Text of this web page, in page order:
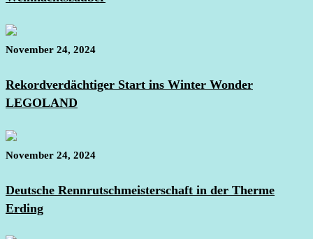
November 24, 2024
Rekordverdächtiger Start ins Winter Wonder
LEGOLAND
November 24, 2024
Deutsche Rennrutschmeisterschaft in der Therme
Erding